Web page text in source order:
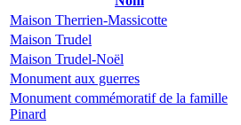
Maison Therrien-Massicotte
Maison Trudel
Maison Trudel-Noël
Monument aux guerres
Monument commémoratif de la famille
Pinard